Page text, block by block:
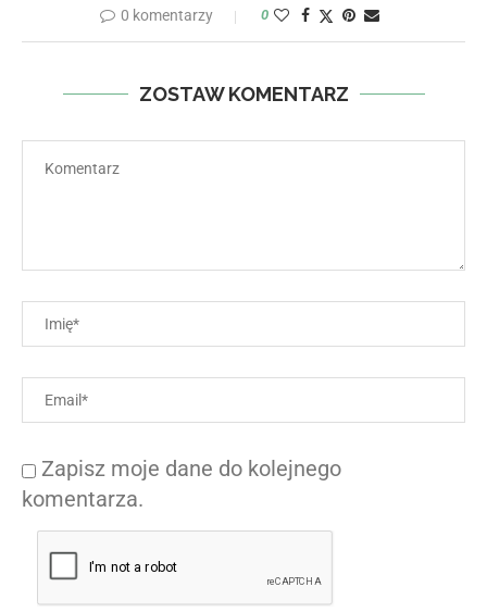
0 komentarzy 0
ZOSTAW KOMENTARZ
Zapisz moje dane do kolejnego
komentarza.